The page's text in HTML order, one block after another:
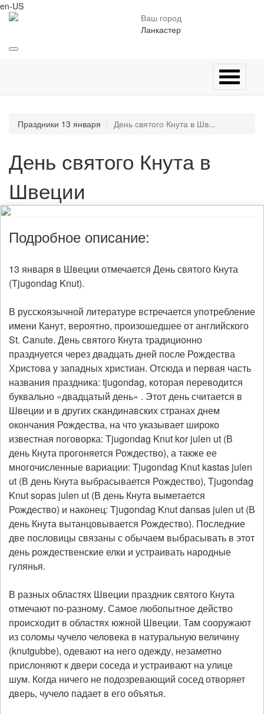
en-US
Ваш город
Ланкастер
Праздники 13 января День святого Кнута в Шв...
День святого Кнута в
Швеции
Подробное описание:
13 января в Швеции отмечается День святого Кнута
(Tjugondag Knut).
В русскоязычной литературе встречается употребление
имени Канут, вероятно, произошедшее от английского
St. Canute. День святого Кнута традиционно
празднуется через двадцать дней после Рождества
Христова у западных христиан. Отсюда и первая часть
названия праздника: tjugondag, которая переводится
буквально «двадцатый день» . Этот день считается в
Швеции и в других скандинавских странах днем
окончания Рождества, на что указывает широко
известная поговорка: Tjugondag Knut kor julen ut (В
день Кнута прогоняется Рождество), а также ее
многочисленные вариации: Tjugondag Knut kastas julen
ut (В день Кнута выбрасывается Рождество), Tjugondag
Knut sopas julen ut (В день Кнута выметается
Рождество) и наконец: Tjugondag Knut dansas julen ut (В
день Кнута вытанцовывается Рождество). Последние
две пословицы связаны с обычаем выбрасывать в этот
день рождественские елки и устраивать народные
гулянья.
В разных областях Швеции праздник святого Кнута
отмечают по-разному. Самое любопытное действо
происходит в областях южной Швеции. Там сооружают
из соломы чучело человека в натуральную величину
(knutgubbe), одевают на него одежду, незаметно
прислоняют к двери соседа и устраивают на улице
шум. Когда ничего не подозревающий сосед отворяет
дверь, чучело падает в его объятья.